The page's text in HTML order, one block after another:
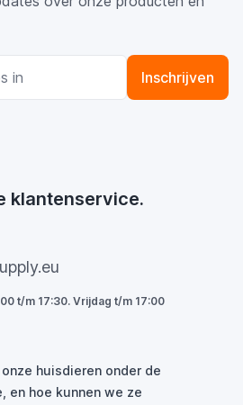
Inschrijven
klantenservice.
t/m 17:30. Vrijdag t/m 17:00
huisdieren onder de
en hoe kunnen we ze